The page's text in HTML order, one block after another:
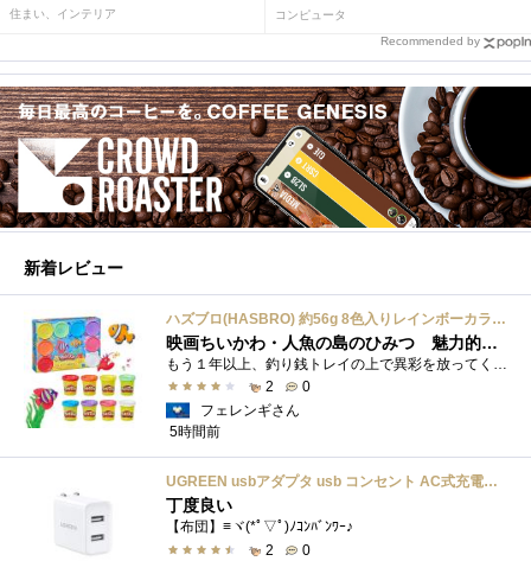
住まい、インテリア
コンピュータ
Recommended by
新着レビュー
ハズブロ(HASBRO) 約56g 8色入りレインボーカラーのプレイ・ドー、新学期用品、2才以上のプリスクールの子供向け、子供向けのアート&クラフト 粘土 ねんど、こどもの日、子供の日プレゼント
映画ちいかわ・人魚の島のひみつ 魅力的なビラン：セイレーンを造ってみた
2
0
フェレンギさん
5時間前
UGREEN usbアダプタ usb コンセント AC式充電器 3.1A PSE認証済み 折りたたみ式プラグ 2ポート
丁度良い
【布団】≡ヾ(*ﾟ▽ﾟ)ﾉｺﾝﾊﾞﾝﾜｰ♪
2
0